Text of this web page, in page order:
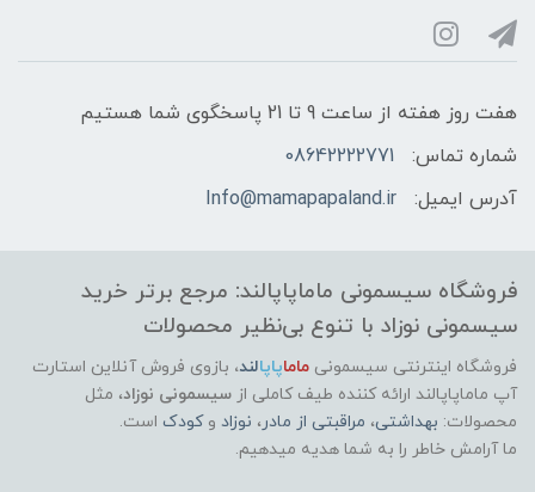
هفت روز هفته از ساعت 9 تا 21 پاسخگوی شما هستیم
شماره تماس:
08642222771
آدرس ایمیل:
Info@mamapapaland.ir
فروشگاه سیسمونی ماماپاپالند: مرجع برتر خرید
سیسمونی نوزاد با تنوع بی‌نظیر محصولات
فروشگاه اینترنتی سیسمونی ماماپاپالند، بازوی فروش آنلاین استارت
آپ ماماپاپالند ارائه کننده طیف کاملی از سیسمونی نوزاد، مثل
محصولات: بهداشتی، مراقبتی از مادر، نوزاد وکودک است.
ما آرامش خاطر را به شما هدیه میدهیم.